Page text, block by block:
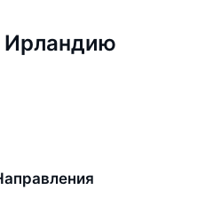
Ирландию